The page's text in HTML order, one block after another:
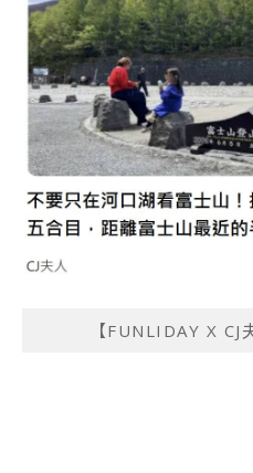
【FUNLIDAY X